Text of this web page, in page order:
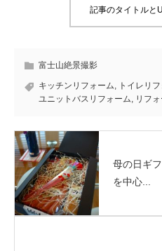
記事のタイトルと
富士山絶景撮影
キッチンリフォーム, トイレリ
ユニットバスリフォーム, リフ
母の日ギ
を中心...